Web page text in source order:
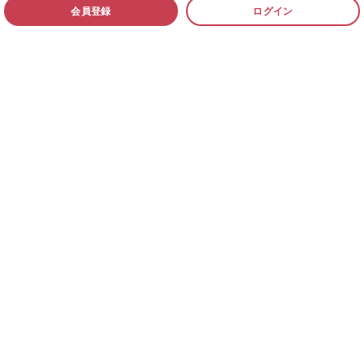
会員登録 ログイン
小児科医一覧